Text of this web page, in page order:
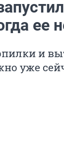
ее
и
уже